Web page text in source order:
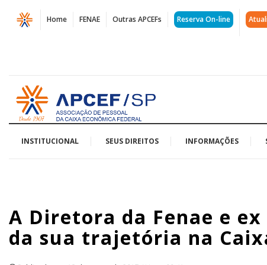
Página
da
Fenae
e
ex
da
APCEF/SP
Home FENAE Outras APCEFs Reserva On-line
Acessar
página
inicial
INSTITUCIONAL SEUS DIREITOS INFORMAÇÕES
A Diretora da Fenae e ex
da sua trajetória na